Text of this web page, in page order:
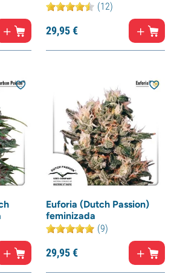
(12)
29,95€
Euforia (Dutch Passion)
feminizada
(9)
29,95€